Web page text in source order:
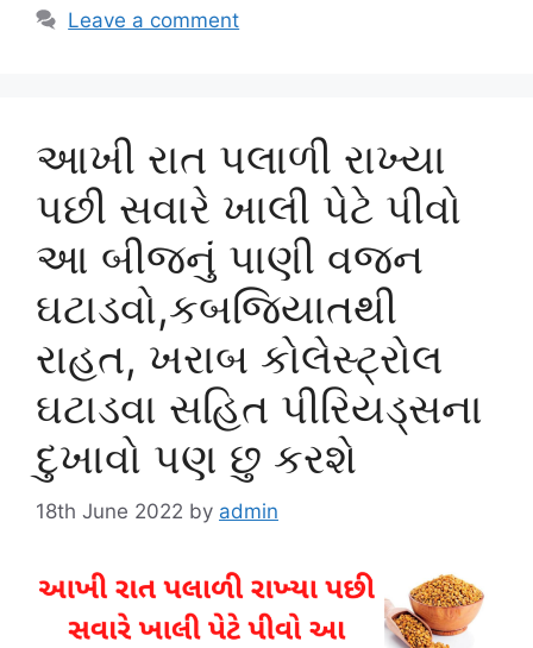
Leave a comment
આખી રાત પલાળી રાખ્યા
પછી સવારે ખાલી પેટે પીવો
આ બીજનું પાણી વજન
ઘટાડવો,કબજિયાતથી
રાહત, ખરાબ કોલેસ્ટ્રોલ
ઘટાડવા સહિત પીરિયડ્સના
દુખાવો પણ છુ કરશે
18th June 2022 by admin